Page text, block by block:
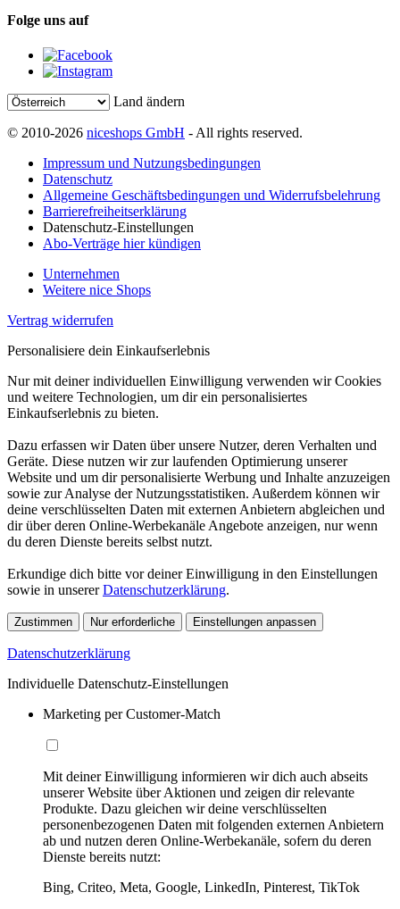
Folge uns auf
Land ändern
© 2010-2026 niceshops GmbH - All rights reserved.
Impressum und Nutzungsbedingungen
Datenschutz
Allgemeine Geschäftsbedingungen und Widerrufsbelehrung
Barrierefreiheitserklärung
Datenschutz-Einstellungen
Abo-Verträge hier kündigen
Unternehmen
Weitere nice Shops
Vertrag widerrufen
Personalisiere dein Einkaufserlebnis
Nur mit deiner individuellen Einwilligung verwenden wir Cookies
und weitere Technologien, um dir ein personalisiertes
Einkaufserlebnis zu bieten.
Dazu erfassen wir Daten über unsere Nutzer, deren Verhalten und
Geräte. Diese nutzen wir zur laufenden Optimierung unserer
Website und um dir personalisierte Werbung und Inhalte anzuzeigen
sowie zur Analyse der Nutzungsstatistiken. Außerdem können wir
deine verschlüsselten Daten mit externen Anbietern abgleichen und
dir über deren Online-Werbekanäle Angebote anzeigen, nur wenn
du deren Dienste bereits selbst nutzt.
Erkundige dich bitte vor deiner Einwilligung in den Einstellungen
sowie in unsererDatenschutzerklärung.
Zustimmen Nur erforderliche Einstellungen anpassen
Datenschutzerklärung
Individuelle Datenschutz-Einstellungen
Marketing per Customer-Match
Mit deiner Einwilligung informieren wir dich auch abseits
unserer Website über Aktionen und zeigen dir relevante
Produkte. Dazu gleichen wir deine verschlüsselten
personenbezogenen Daten mit folgenden externen Anbietern
ab und nutzen deren Online-Werbekanäle, sofern du deren
Dienste bereits nutzt:
Bing, Criteo, Meta, Google, LinkedIn, Pinterest, TikTok